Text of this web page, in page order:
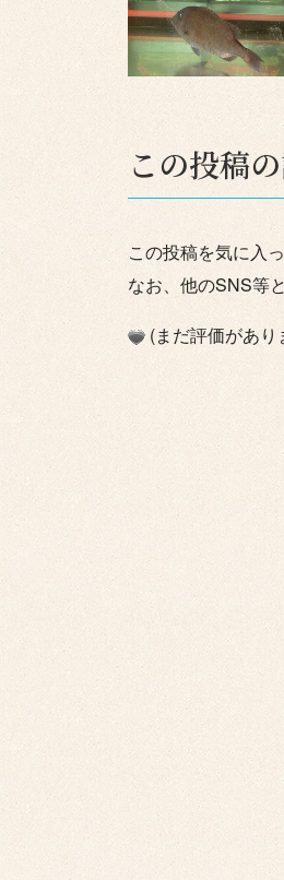
この投稿
この投稿を気に入
なお、他のSNS等
(まだ評価があり